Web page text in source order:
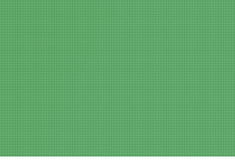
2026/01/04
大掃除をしてわかっ
トのブラインド…
2026/05/09
中東情勢の緊迫化に